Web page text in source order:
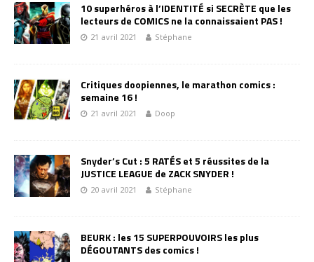
10 superhéros à l’IDENTITÉ si SECRÈTE que les
lecteurs de COMICS ne la connaissaient PAS !
21 avril 2021 Stéphane
Critiques doopiennes, le marathon comics :
semaine 16 !
21 avril 2021 Doop
Snyder’s Cut : 5 RATÉS et 5 réussites de la
JUSTICE LEAGUE de ZACK SNYDER !
20 avril 2021 Stéphane
BEURK : les 15 SUPERPOUVOIRS les plus
DÉGOUTANTS des comics !